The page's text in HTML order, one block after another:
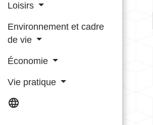
Loisirs
Environnement et cadre
de vie
Économie
Vie pratique
language